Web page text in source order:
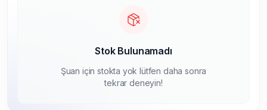
Stok Bulunamadı
Şuan için stokta yok lütfen daha sonra
tekrar deneyin!